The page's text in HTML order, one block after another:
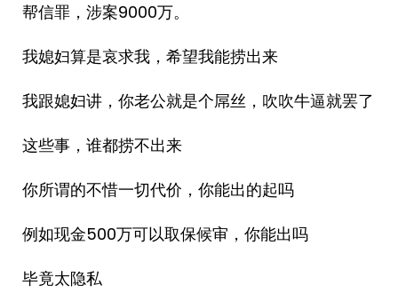
帮信罪，涉案9000万。
我媳妇算是哀求我，希望我能捞出来
我跟媳妇讲，你老公就是个屌丝，吹吹牛逼就罢了
这些事，谁都捞不出来
你所谓的不惜一切代价，你能出的起吗
例如现金500万可以取保候审，你能出吗
毕竟太隐私